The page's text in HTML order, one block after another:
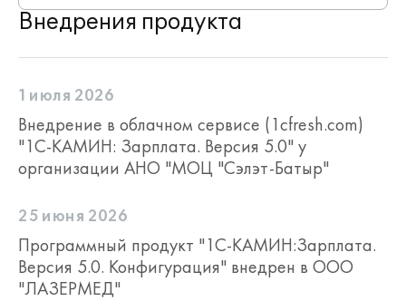
Внедрения продукта
1 июля 2026
Внедрение в облачном сервисе (1cfresh.com)
"1С-КАМИН: Зарплата. Версия 5.0" у
организации АНО "МОЦ "Сэлэт-Батыр"
25 июня 2026
Программный продукт "1С-КАМИН:Зарплата.
Версия 5.0. Конфигурация" внедрен в ООО
"ЛАЗЕРМЕД"